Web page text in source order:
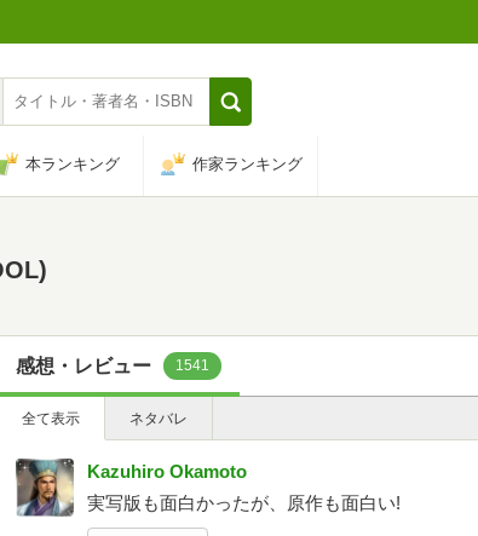
本ランキング 作家ランキング
感想・レビュー 1541
全て表示 ネタバレ
Kazuhiro Okamoto
実写版も面白かったが、原作も面白い!